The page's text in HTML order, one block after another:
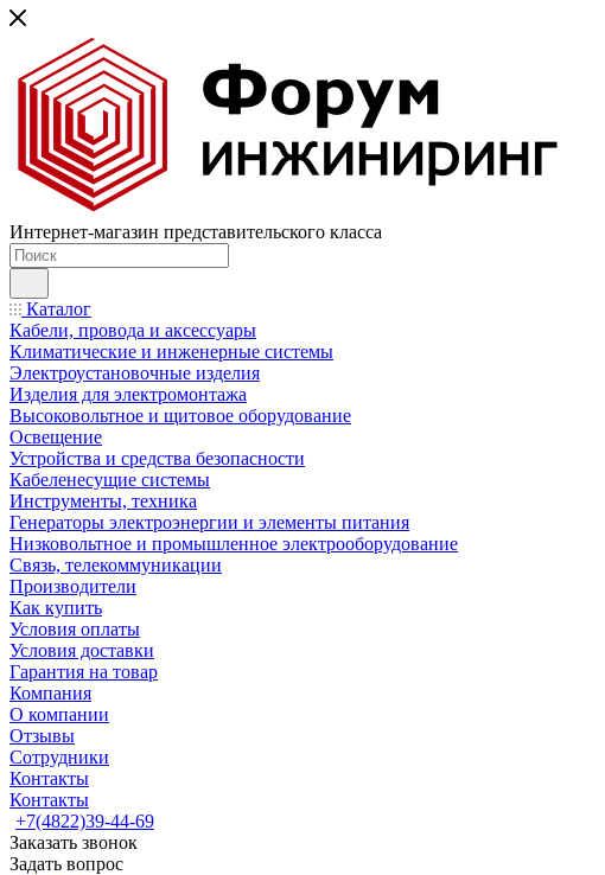
Интернет-магазин представительского класса
Каталог
Кабели, провода и аксессуары
Климатические и инженерные системы
Электроустановочные изделия
Изделия для электромонтажа
Высоковольтное и щитовое оборудование
Освещение
Устройства и средства безопасности
Кабеленесущие системы
Инструменты, техника
Генераторы электроэнергии и элементы питания
Низковольтное и промышленное электрооборудование
Связь, телекоммуникации
Производители
Как купить
Условия оплаты
Условия доставки
Гарантия на товар
Компания
О компании
Отзывы
Сотрудники
Контакты
Контакты
+7(4822)39-44-69
Заказать звонок
Задать вопрос